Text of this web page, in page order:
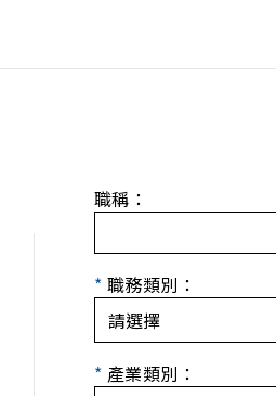
職稱：
* 職務類別：
* 產業類別：